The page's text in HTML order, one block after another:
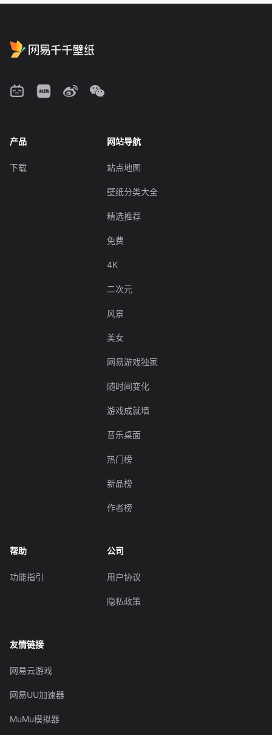
产品
下载
网站导航
站点地图
壁纸分类大全
精选推荐
免费
4K
二次元
风景
美女
网易游戏独家
随时间变化
游戏成就墙
音乐桌面
热门榜
新品榜
作者榜
帮助
功能指引
公司
用户协议
隐私政策
友情链接
网易云游戏
网易UU加速器
MuMu模拟器